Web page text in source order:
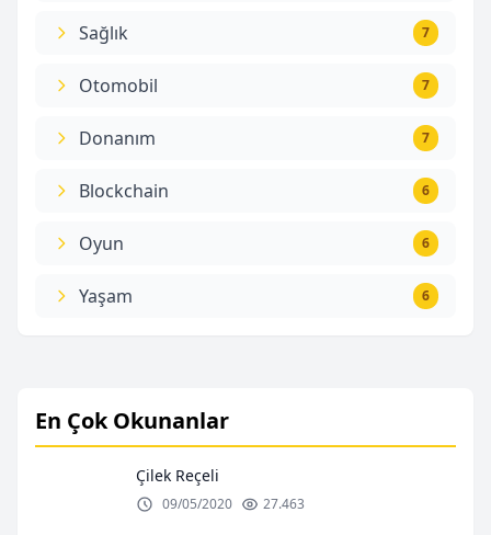
Sağlık 7
Otomobil 7
Donanım 7
Blockchain 6
Oyun 6
Yaşam 6
En Çok Okunanlar
Çilek Reçeli
09/05/2020 27.463